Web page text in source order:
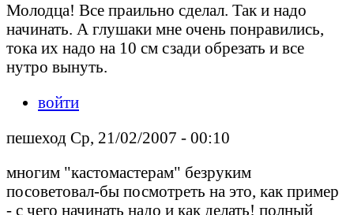
Молодца! Все праильно сделал. Так и надо
начинать. А глушаки мне очень понравились,
тока их надо на 10 см сзади обрезать и все
нутро вынуть.
войти
пешеход Ср, 21/02/2007 - 00:10
многим "кастомастерам" безруким
посоветовал-бы посмотреть на это, как пример
- с чего начинать надо и как делать! полный